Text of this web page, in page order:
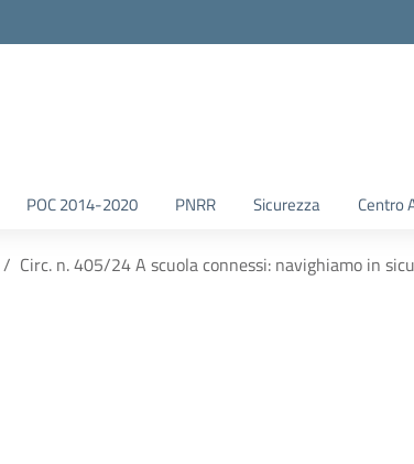
POC 2014-2020 PNRR Sicurezza Centro
Circ. n. 405/24 A scuola connessi: navighiamo in